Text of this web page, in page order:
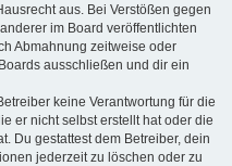
aus. Bei Verstößen gegen
im Board veröffentlichten
Abmahnung zeitweise oder
ausschließen und dir ein
keine Verantwortung für die
er nicht selbst erstellt hat oder die
Du gestattest dem Betreiber, dein
jederzeit zu löschen oder zu